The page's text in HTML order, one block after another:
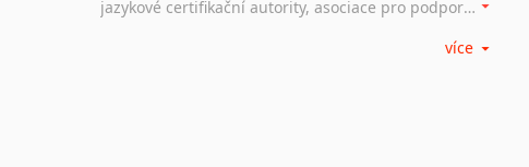
jazykové certifikační autority, asociace pro podporu jazykového vzdělávání ad.
více